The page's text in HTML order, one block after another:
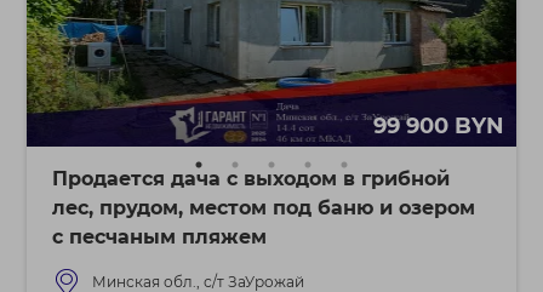
99 900 BYN
Продается дача с выходом в грибной
лес, прудом, местом под баню и озером
с песчаным пляжем
Минская обл., с/т ЗаУрожай